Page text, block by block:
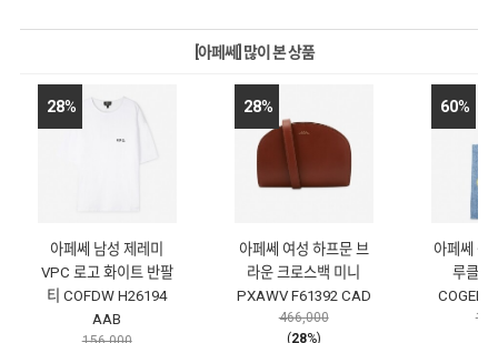
[아페쎄] 많이 본 상품
28%
아페쎄 남성 제레미
VPC 로고 화이트 반팔
티 COFDW H26194
AAB
28%
아페쎄 여성 하프문 브
라운 크로스백 미니
PXAWV F61392 CAD
466,000
(28%)
60%
아페쎄 공
루클레
COGEL